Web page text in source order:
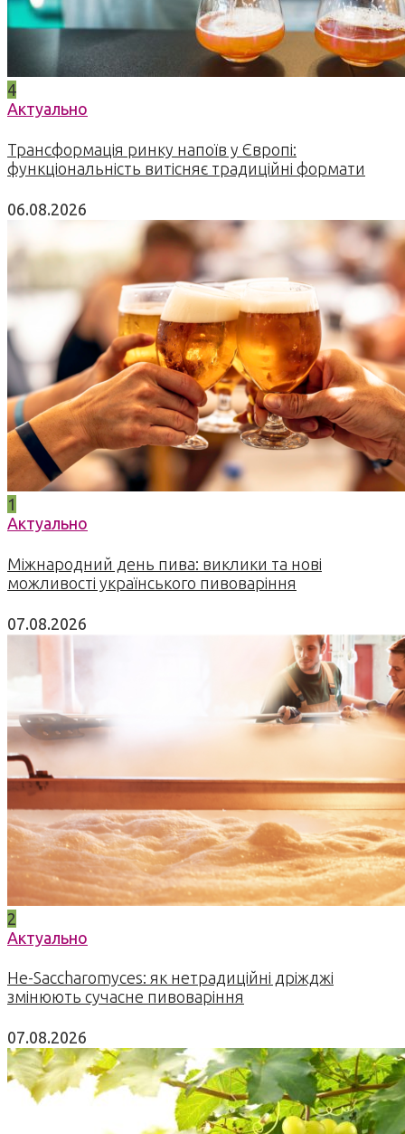
4
Актуально
Трансформація ринку напоїв у Європі:
функціональність витісняє традиційні формати
06.08.2026
1
Актуально
Міжнародний день пива: виклики та нові
можливості українського пивоваріння
07.08.2026
2
Актуально
Не-Saccharomyces: як нетрадиційні дріжджі
змінюють сучасне пивоваріння
07.08.2026